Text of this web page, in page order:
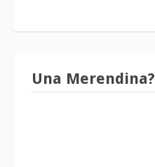
Una Merendina?